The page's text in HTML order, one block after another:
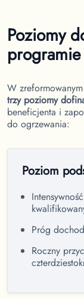
Poziomy
W
trzy poziomy
beneficjenta i
do ogrzewania:
Poziom
Próg
Roczny